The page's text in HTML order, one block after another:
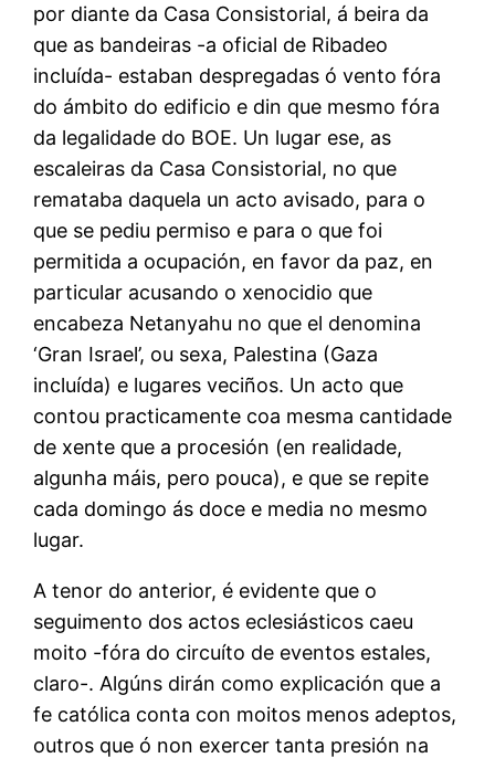
por diante da Casa Consistorial, á beira da
que as bandeiras -a oficial de Ribadeo
incluída- estaban despregadas ó vento fóra
do ámbito do edificio e din que mesmo fóra
da legalidade do BOE. Un lugar ese, as
escaleiras da Casa Consistorial, no que
remataba daquela un acto avisado, para o
que se pediu permiso e para o que foi
permitida a ocupación, en favor da paz, en
particular acusando o xenocidio que
encabeza Netanyahu no que el denomina
‘Gran Israel’, ou sexa, Palestina (Gaza
incluída) e lugares veciños. Un acto que
contou practicamente coa mesma cantidade
de xente que a procesión (en realidade,
algunha máis, pero pouca), e que se repite
cada domingo ás doce e media no mesmo
lugar.
A tenor do anterior, é evidente que o
seguimento dos actos eclesiásticos caeu
moito -fóra do circuíto de eventos estales,
claro-. Algúns dirán como explicación que a
fe católica conta con moitos menos adeptos,
outros que ó non exercer tanta presión na